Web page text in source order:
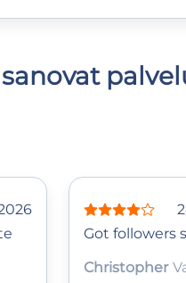
Got followers
Christopher